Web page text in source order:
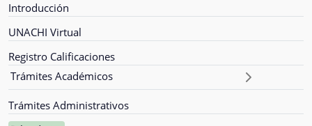
Introducción
UNACHI Virtual
Registro Calificaciones
Trámites Académicos
Trámites Administrativos